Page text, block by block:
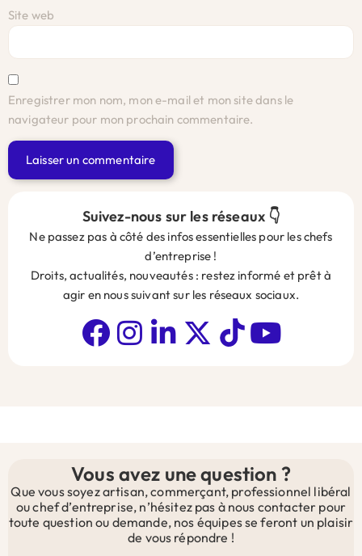
Site web
Enregistrer mon nom, mon e-mail et mon site dans le
navigateur pour mon prochain commentaire.
Suivez-nous sur les réseaux 👇
Ne passez pas à côté des infos essentielles pour les chefs
d’entreprise !
Droits, actualités, nouveautés : restez informé et prêt à
agir en nous suivant sur les réseaux sociaux.
Vous avez une question ?
Que vous soyez artisan, commerçant, professionnel libéral
ou chef d’entreprise, n’hésitez pas à nous contacter pour
toute question ou demande, nos équipes se feront un plaisir
de vous répondre !